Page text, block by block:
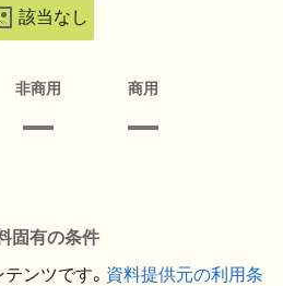
該当なし
非商用 商用
固有の条件
ンツです。 資料提供元の利用条